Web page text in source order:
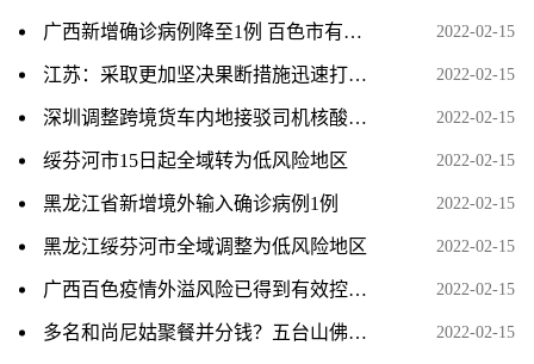
广西新增确诊病例降至1例 百色市有序解除管控 2022-02-15
江苏：采取更加坚决果断措施迅速打赢苏州疫情防控战 2022-02-15
深圳调整跨境货车内地接驳司机核酸检测为每日一检 2022-02-15
绥芬河市15日起全域转为低风险地区 2022-02-15
黑龙江省新增境外输入确诊病例1例 2022-02-15
黑龙江绥芬河市全域调整为低风险地区 2022-02-15
广西百色疫情外溢风险已得到有效控制 社区传播基本阻断 2022-02-15
多名和尚尼姑聚餐并分钱？五台山佛协：非本地僧众 已报警 2022-02-15